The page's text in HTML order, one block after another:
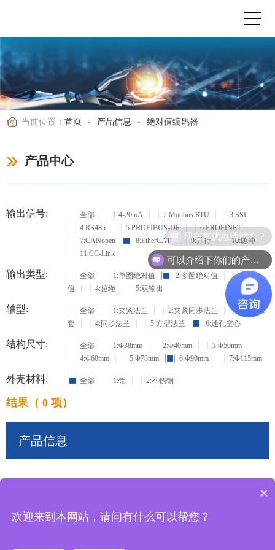
当前位置： 首页 - 产品信息 - 绝对值编码器
产品中心
输出信号: 全部 1:4-20mA 2:Modbus RTU
3:SSI
4:RS485
5:PROFIBUS-DP
6:PROFINET
7:CANopen
8:EtherCAT 9:并行
10:脉冲
11:CC-Link
输出类型: 全部 1:单圈绝对值 2:多圈绝对值
3:增量
值
4:拉绳 5:双输出
轴型: 全部 1:夹紧法兰 2:夹紧同步法兰
3:盲孔轴
套
4:同步法兰 5:方型法兰 6:通孔空心
结构尺寸: 全部 1:Φ38mm 2:Φ40mm
3:Φ50mm
4:Φ60mm
5:Φ78mm 6:Φ90mm 7:Φ115mm
外壳材料: 全部 1:铝 2:不锈钢
结果（ 0 项）
产品信息
可以介绍下你们的产品么？
现在有优惠活动么？
×
欢迎来到本网站，请问有什么可以帮您？